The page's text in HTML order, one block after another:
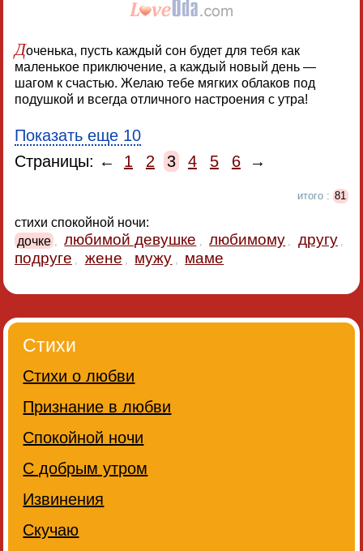
Доченька, пусть каждый сон будет для тебя как
маленькое приключение, а каждый новый день —
шагом к счастью. Желаю тебе мягких облаков под
подушкой и всегда отличного настроения с утра!
Показать еще 10
Страницы: ←
1 2 3 4 5 6 →
итого : 81
стихи спокойной ночи:
дочке , любимой девушке , любимому , другу ,
подруге , жене , мужу , маме
Стихи
Стихи о любви
Признание в любви
Спокойной ночи
С добрым утром
Извинения
Скучаю